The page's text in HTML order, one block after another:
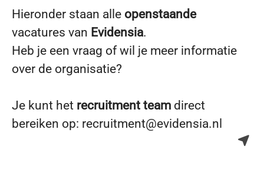
Hieronder staan alle openstaande
vacatures van Evidensia.
Heb je een vraag of wil je meer informatie
over de organisatie?
Je kunt het recruitment team direct
bereiken op: recruitment@evidensia.nl